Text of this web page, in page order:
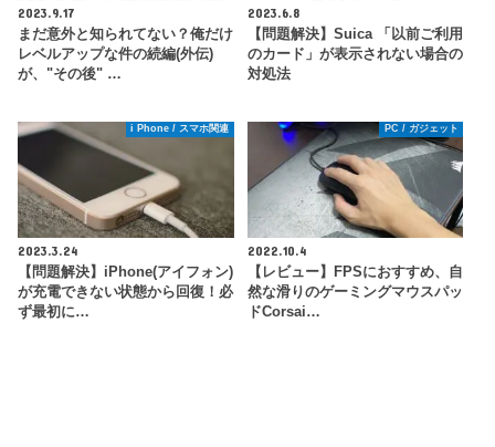
2023.9.17
まだ意外と知られてない？俺だけ
レベルアップな件の続編(外伝)
が、"その後" …
2023.6.8
【問題解決】Suica 「以前ご利用
のカード」が表示されない場合の
対処法
i Phone / スマホ関連
2023.3.24
【問題解決】iPhone(アイフォン)
が充電できない状態から回復！必
ず最初に…
PC / ガジェット
2022.10.4
【レビュー】FPSにおすすめ、自
然な滑りのゲーミングマウスパッ
ドCorsai…